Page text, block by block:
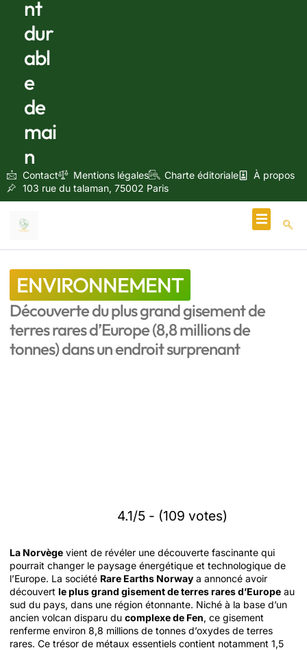
nt
dur
abl
e
de
mai
n
Contact Mentions légales Charte éditoriale
À propos
103 rue du talaman, 75002 Paris
ENVIRONNEMENT
Découverte du plus grand gisement de
terres rares d’Europe (8,8 millions de
tonnes) dans un endroit surprenant
4.1/5 - (109 votes)
La Norvège vient de révéler une découverte fascinante qui
pourrait changer le paysage énergétique et technologique de
l’Europe. La société Rare Earths Norway a annoncé avoir
découvert le plus grand gisement de terres rares d’Europe au
sud du pays, dans une région étonnante. Niché à la base d’un
ancien volcan disparu du complexe de Fen, ce gisement
renferme environ 8,8 millions de tonnes d’oxydes de terres
rares. Ce trésor de métaux essentiels contient notamment 1,5